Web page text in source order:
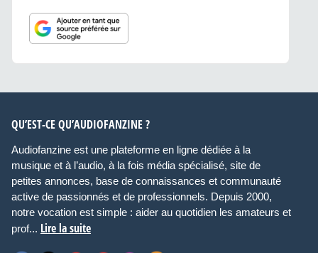
QU’EST-CE QU’AUDIOFANZINE ?
Audiofanzine est une plateforme en ligne dédiée à la
musique et à l’audio, à la fois média spécialisé, site de
petites annonces, base de connaissances et communauté
active de passionnés et de professionnels. Depuis 2000,
notre vocation est simple : aider au quotidien les amateurs et
prof... Lire la suite